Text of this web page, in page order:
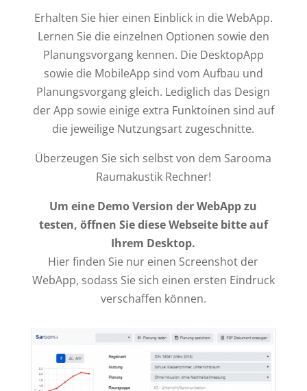
Erhalten Sie hier einen Einblick in die WebApp.
Lernen Sie die einzelnen Optionen sowie den
Planungsvorgang kennen. Die DesktopApp
sowie die MobileApp sind vom Aufbau und
Planungsvorgang gleich. Lediglich das Design
der App sowie einige extra Funktoinen sind auf
die jeweilige Nutzungsart zugeschnitte.
Überzeugen Sie sich selbst von dem Sarooma
Raumakustik Rechner!
Um eine Demo Version der WebApp zu
testen, öffnen Sie diese Webseite bitte auf
Ihrem Desktop.
Hier finden Sie nur einen Screenshot der
WebApp, sodass Sie sich einen ersten Eindruck
verschaffen können.